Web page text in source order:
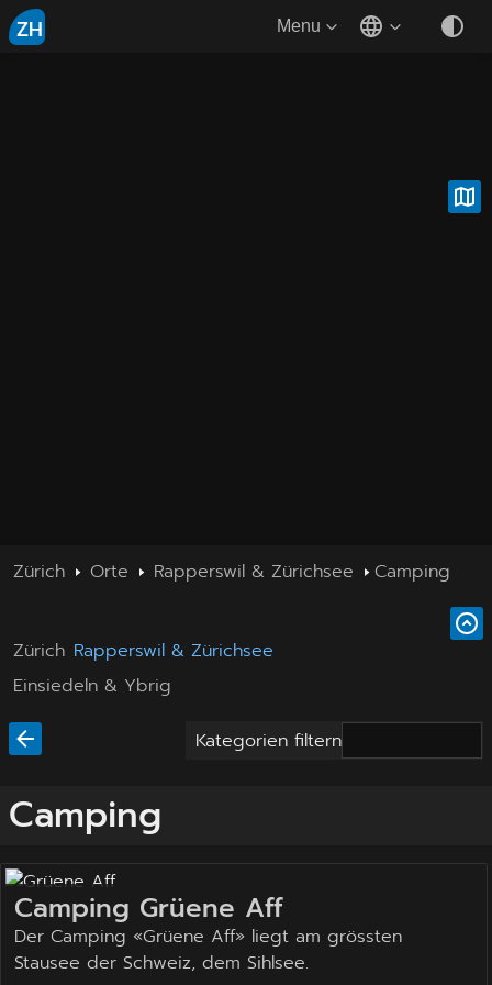
ZH Menu
Zürich Orte Rapperswil & Zürichsee Camping
Zürich Rapperswil & Zürichsee
Einsiedeln & Ybrig
Kategorien filtern
Camping
Camping Grüene Aff
Der Camping «Grüene Aff» liegt am grössten
Stausee der Schweiz, dem Sihlsee.